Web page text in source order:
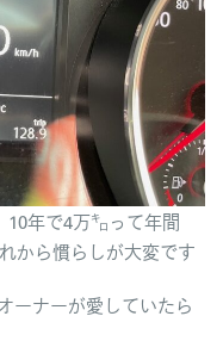
年で4万㌔って年間
から慣らしが大変です
ーナーが愛していたら